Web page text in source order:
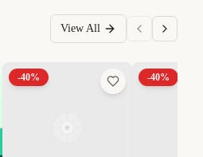
View All
-40% -40%